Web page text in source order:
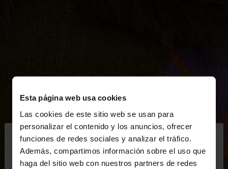
Esta página web usa cookies
Las cookies de este sitio web se usan para
personalizar el contenido y los anuncios, ofrecer
funciones de redes sociales y analizar el tráfico.
Además, compartimos información sobre el uso que
haga del sitio web con nuestros partners de redes
hola
Estás accediendo a la web de España. ¿Quieres ir a